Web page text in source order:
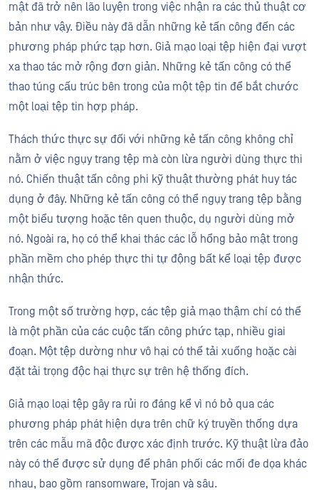
mật đã trở nên lão luyện trong việc nhận ra các thủ thuật cơ
bản như vậy. Điều này đã dẫn những kẻ tấn công đến các
phương pháp phức tạp hơn. Giả mạo loại tệp hiện đại vượt
xa thao tác mở rộng đơn giản. Những kẻ tấn công có thể
thao túng cấu trúc bên trong của một tệp tin để bắt chước
một loại tệp tin hợp pháp.
Thách thức thực sự đối với những kẻ tấn công không chỉ
nằm ở việc ngụy trang tệp mà còn lừa người dùng thực thi
nó. Chiến thuật tấn công phi kỹ thuật thường phát huy tác
dụng ở đây. Những kẻ tấn công có thể ngụy trang tệp bằng
một biểu tượng hoặc tên quen thuộc, dụ người dùng mở
nó. Ngoài ra, họ có thể khai thác các lỗ hổng bảo mật trong
phần mềm cho phép thực thi tự động bất kể loại tệp được
nhận thức.
Trong một số trường hợp, các tệp giả mạo thậm chí có thể
là một phần của các cuộc tấn công phức tạp, nhiều giai
đoạn. Một tệp dường như vô hại có thể tải xuống hoặc cài
đặt tải trọng độc hại thực sự trên hệ thống đích.
Giả mạo loại tệp gây ra rủi ro đáng kể vì nó bỏ qua các
phương pháp phát hiện dựa trên chữ ký truyền thống dựa
trên các mẫu mã độc được xác định trước. Kỹ thuật lừa đảo
này có thể được sử dụng để phân phối các mối đe dọa khác
nhau, bao gồm ransomware, Trojan và sâu.